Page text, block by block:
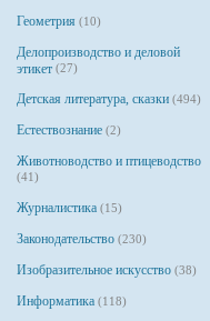
Геометрия (10)
Делопроизводство и деловой
этикет (27)
Детская литература, сказки (494)
Естествознание (2)
Животноводство и птицеводство
(41)
Журналистика (15)
Законодательство (230)
Изобразительное искусство (38)
Информатика (118)